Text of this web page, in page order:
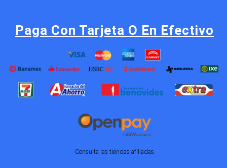
Paga Con Tarjeta O En Efectivo
Consulta las tiendas afiliadas